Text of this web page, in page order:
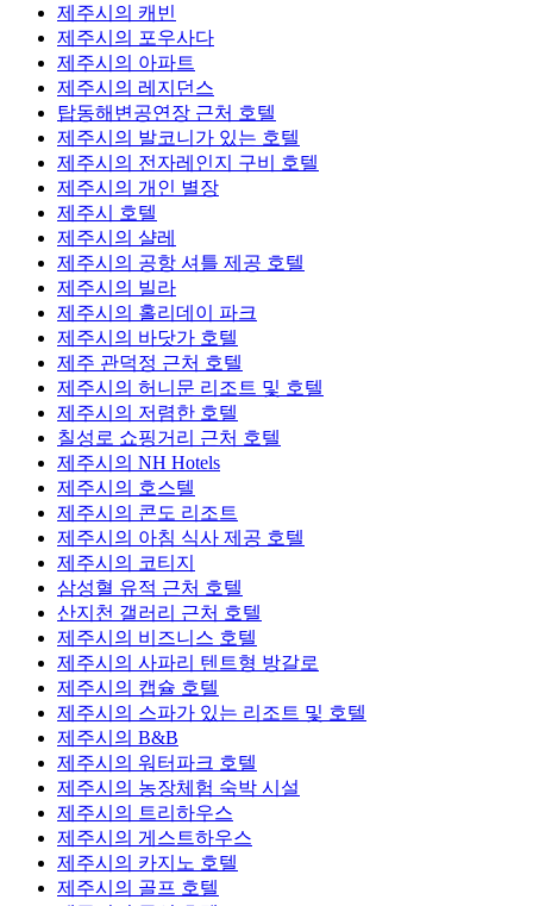
제주시의 캐빈
제주시의 포우사다
제주시의 아파트
제주시의 레지던스
탑동해변공연장 근처 호텔
제주시의 발코니가 있는 호텔
제주시의 전자레인지 구비 호텔
제주시의 개인 별장
제주시 호텔
제주시의 샬레
제주시의 공항 셔틀 제공 호텔
제주시의 빌라
제주시의 홀리데이 파크
제주시의 바닷가 호텔
제주 관덕정 근처 호텔
제주시의 허니문 리조트 및 호텔
제주시의 저렴한 호텔
칠성로 쇼핑거리 근처 호텔
제주시의 NH Hotels
제주시의 호스텔
제주시의 콘도 리조트
제주시의 아침 식사 제공 호텔
제주시의 코티지
삼성혈 유적 근처 호텔
산지천 갤러리 근처 호텔
제주시의 비즈니스 호텔
제주시의 사파리 텐트형 방갈로
제주시의 캡슐 호텔
제주시의 스파가 있는 리조트 및 호텔
제주시의 B&B
제주시의 워터파크 호텔
제주시의 농장체험 숙박 시설
제주시의 트리하우스
제주시의 게스트하우스
제주시의 카지노 호텔
제주시의 골프 호텔